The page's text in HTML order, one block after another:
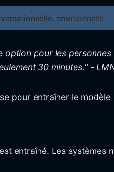
émotionnelle
option pour les
30 minutes." -
pour entraîner le modèle
entraîné. Les